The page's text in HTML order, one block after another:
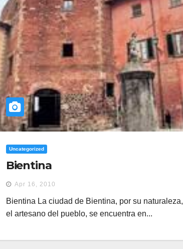
Uncategorized
Bientina
Apr 16, 2010
Bientina La ciudad de Bientina, por su naturaleza,
el artesano del pueblo, se encuentra en...